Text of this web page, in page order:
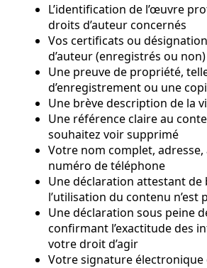
L’identification de l’œuvre
droits d’auteur concernés
Vos certificats ou
d’auteur (enregistrés ou non)
Une preuve de propriété,
d’enregistrement ou une
Une brève description de la
Une référence claire au
souhaitez voir supprimé
Votre nom complet, adresse,
numéro de téléphone
Une déclaration attestant de
l’utilisation du contenu n’est
Une déclaration sous peine
confirmant l’exactitude des
votre droit d’agir
Votre signature électronique